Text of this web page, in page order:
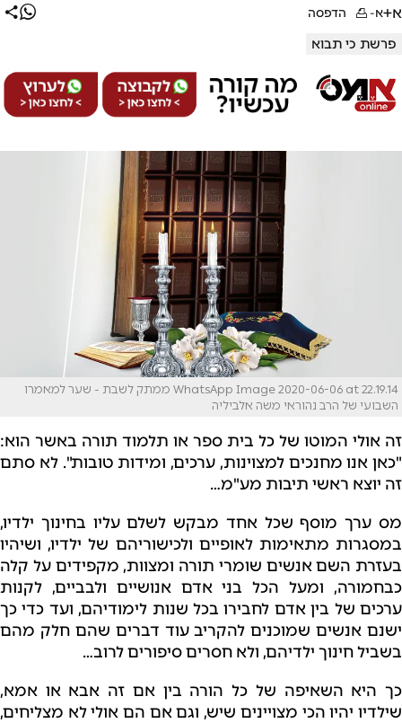
א+א- הדפסה
פרשת כי תבוא
WhatsApp Image 2020-06-06 at 22.19.14 ממתק לשבת - שער למאמרו
השבועי של הרב נהוראי משה אלביליה
זה אולי המוטו של כל בית ספר או תלמוד תורה באשר הוא:
"כאן אנו מחנכים למצוינות, ערכים, ומידות טובות".לא סתם
זה יוצא ראשי תיבות מע"מ…
מס ערך מוסף שכל אחד מבקש לשלם עליו בחינוך ילדיו,
במסגרות מתאימות לאופיים ולכישוריהם של ילדיו, ושיהיו
בעזרת השם אנשים שומרי תורה ומצוות, מקפידים על קלה
כבחמורה, ומעל הכל בני אדם אנושיים ולבביים, לקנות
ערכים של בין אדם לחבירו בכל שנות לימודיהם, ועד כדי כך
ישנם אנשים שמוכנים להקריב עוד דברים שהם חלק מהם
בשביל חינוך ילדיהם, ולא חסרים סיפורים לרוב…
כך היא השאיפה של כל הורה בין אם זה אבא או אמא,
שילדיו יהיו הכי מצויינים שיש, וגם אם הם אולי לא מצליחים,